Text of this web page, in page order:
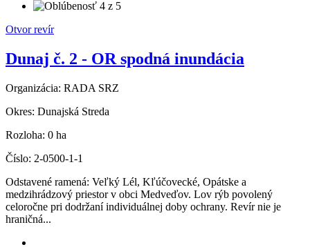
Otvor revír
Dunaj č. 2 - OR spodná inundácia
Organizácia: RADA SRZ
Okres: Dunajská Streda
Rozloha: 0 ha
Číslo: 2-0500-1-1
Odstavené ramená: Veľký Lél, Kľúčovecké, Opátske a
medzihrádzový priestor v obci Medveďov. Lov rýb povolený
celoročne pri dodržaní individuálnej doby ochrany. Revír nie je
hraničná...